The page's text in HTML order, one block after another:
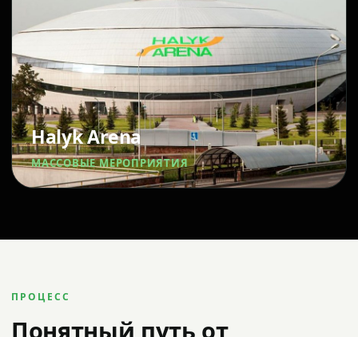
Halyk Arena
МАССОВЫЕ МЕРОПРИЯТИЯ
ПРОЦЕСС
Понятный путь от